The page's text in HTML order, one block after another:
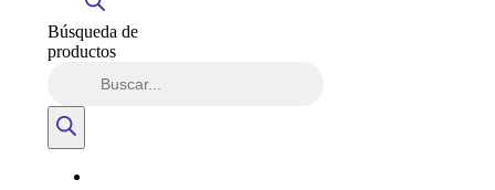
Búsqueda de
productos